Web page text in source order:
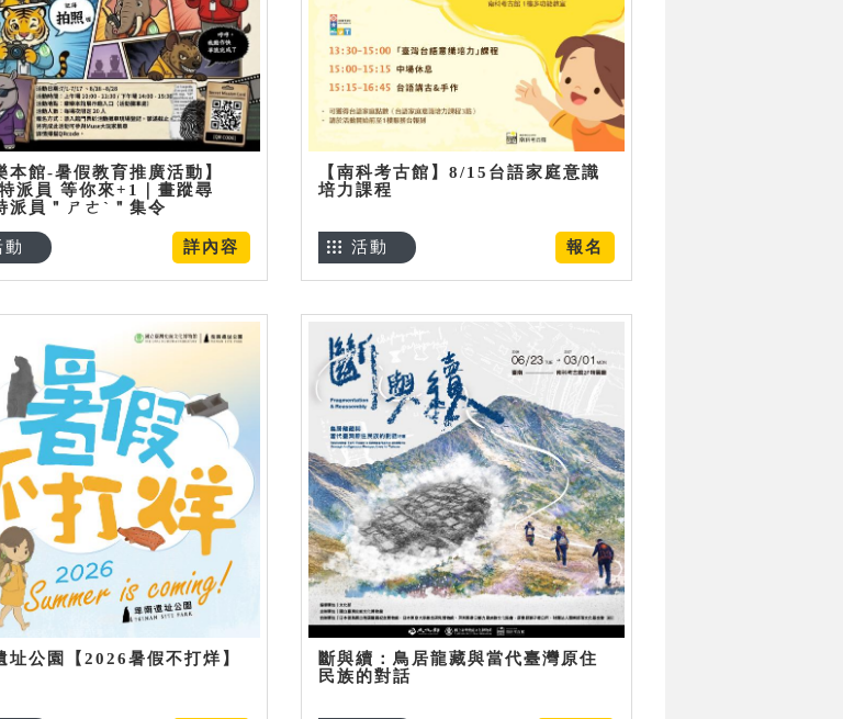
本館-暑假教育推廣活動】
派員 等你來+1｜畫蹤尋
派員＂ㄕㄜˋ＂集令
詳內容
動
【南科考古館】8/15台語家庭意識
培力課程
報名
活動
址公園【2026暑假不打烊】
斷與續：鳥居龍藏與當代臺灣原住
民族的對話